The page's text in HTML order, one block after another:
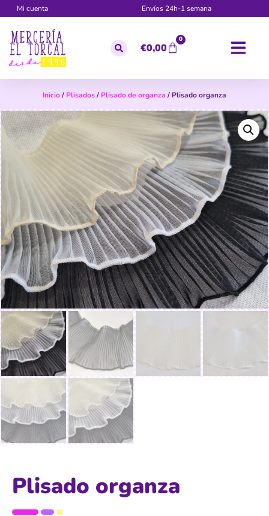
Mi cuenta Envíos 24h-1 semana
€0,00
0
Inicio/ Plisados/ Plisado de organza / Plisado organza
Plisado organza